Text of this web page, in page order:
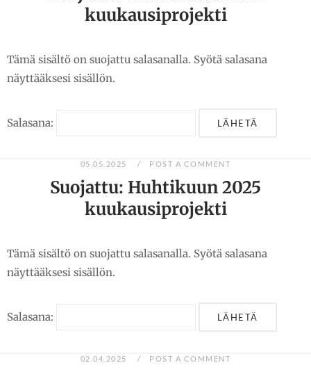
kuukausiprojekti
Tämä sisältö on suojattu salasanalla. Syötä salasana
näyttääksesi sisällön.
Salasana:
05.05.2025 POST A COMMENT
Suojattu: Huhtikuun 2025
kuukausiprojekti
Tämä sisältö on suojattu salasanalla. Syötä salasana
näyttääksesi sisällön.
Salasana:
02.04.2025 POST A COMMENT